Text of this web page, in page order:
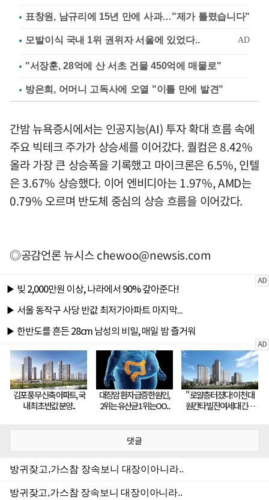
표창원, 남규리에 15년 만에 사과…"제가 틀렸습니다"
"서장훈, 28억에 산 서초 건물 450억에 매물로"
방은희, 어머니 고독사에 오열 "이틀 만에 발견"
간밤 뉴욕증시에서는 인공지능(AI) 투자 확대 흐름 속에
주요 빅테크 주가가 상승세를 이어갔다. 퀄컴은 8.42%
올라 가장 큰 상승폭을 기록했고 마이크론은 6.5%, 인텔
은 3.67% 상승했다. 이어 엔비디아는 1.97%, AMD는
0.79% 오르며 반도체 중심의 상승 흐름을 이어갔다.
◎공감언론 뉴시스chewoo@newsis.com
댓글